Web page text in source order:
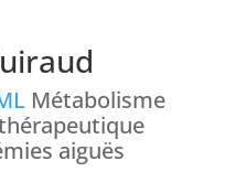
Métabolisme
aiguës